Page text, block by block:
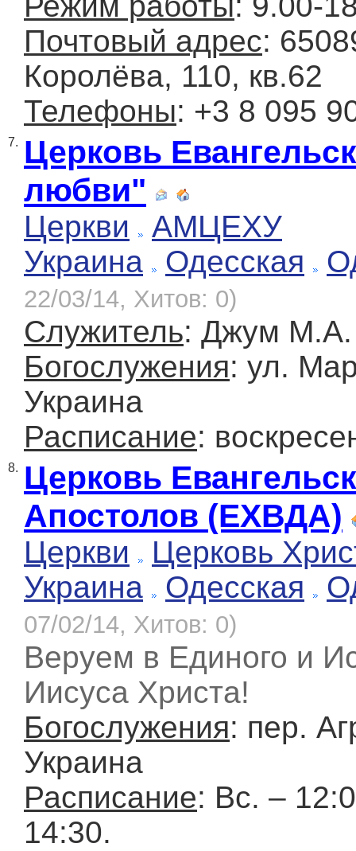
Почтовый адрес:
Королёва, 110, кв.62
Телефоны: +3 8 095
7. Церковь
любви"
Церкви
АМЦЕХУ
Украина
Одесская
22/03/14, Хитов: 0)
Служитель: Джум М.А.
Богослужения: ул.
Украина
Расписание:
8. Церковь
Апостолов (ЕХВДА)
Церкви
Церковь
Украина
Одесская
07/02/14, Хитов: 0)
Веруем в Единого и
Иисуса Христа!
Богослужения: пер.
Украина
Расписание: Вс. –
14:30.